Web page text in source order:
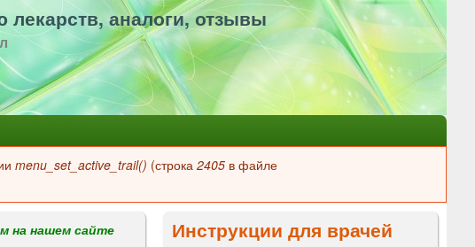
аналоги, отзывы
menu_set_active_trail() (строка 2405 в файле
на нашем сайте
Инструкции для врачей